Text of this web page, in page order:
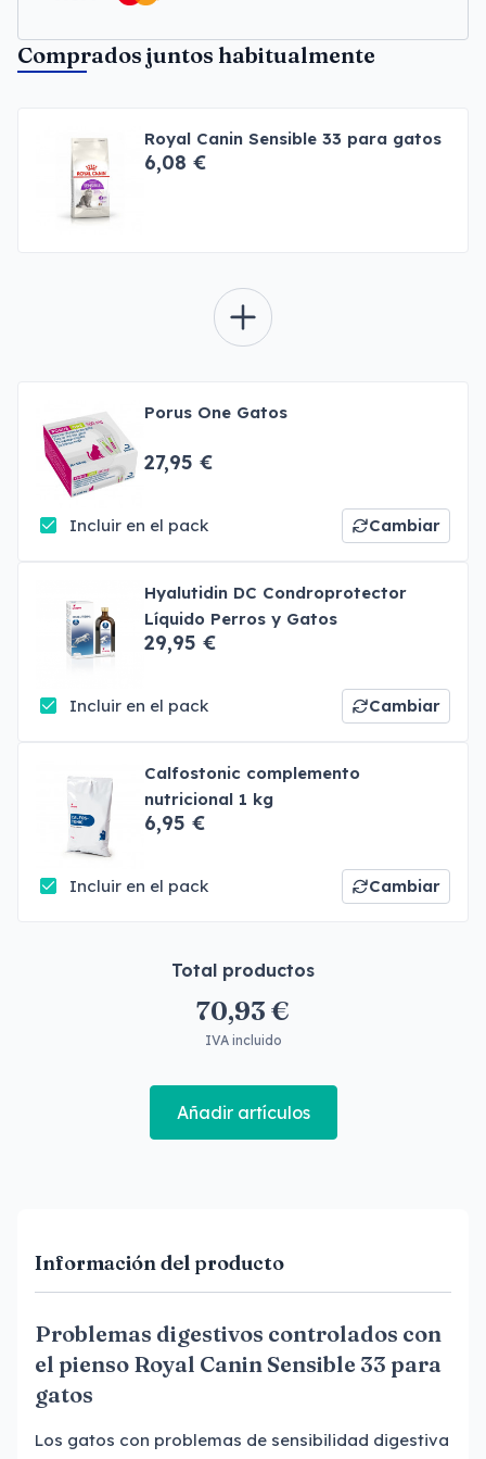
Comprados juntos habitualmente
Royal Canin Sensible 33 para gatos
6,08 €
Porus One Gatos
27,95 €
Incluir en el pack Cambiar
Hyalutidin DC Condroprotector
Líquido Perros y Gatos
29,95 €
Incluir en el pack Cambiar
Calfostonic complemento
nutricional 1 kg
6,95 €
Incluir en el pack Cambiar
Total productos
70,93 €
IVA incluido
Añadir artículos
Información del producto
Problemas digestivos controlados con
el pienso Royal Canin Sensible 33 para
gatos
Los gatos con problemas de sensibilidad digestiva